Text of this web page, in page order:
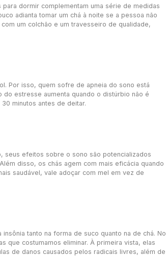
dormir complementam uma série de medidas
adianta tomar um chá à noite se a pessoa não
um colchão e um travesseiro de qualidade,
Por isso, quem sofre de apneia do sono está
estresse aumenta quando o distúrbio não é
minutos antes de deitar.
seus efeitos sobre o sono são potencializados
disso, os chás agem com mais eficácia quando
saudável, vale adoçar com mel em vez de
tanto na forma de suco quanto na de chá. No
que costumamos eliminar. À primeira vista, elas
de danos causados pelos radicais livres, além de